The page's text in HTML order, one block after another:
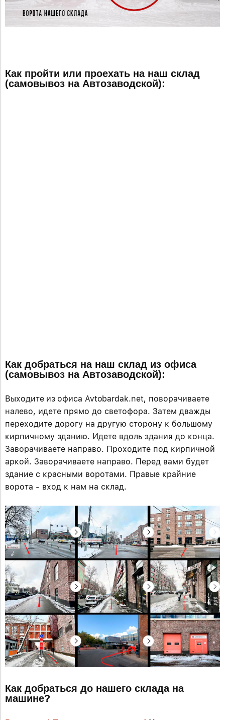
Как пройти или проехать на наш склад
(самовывоз на Автозаводской):
Как добраться на наш склад из офиса
(самовывоз на Автозаводской):
Выходите из офиса Avtobardak.net, поворачиваете
налево, идете прямо до светофора. Затем дважды
переходите дорогу на другую сторону к большому
кирпичному зданию. Идете вдоль здания до конца.
Заворачиваете направо. Проходите под кирпичной
аркой. Заворачиваете направо. Перед вами будет
здание с красными воротами. Правые крайние
ворота - вход к нам на склад.
Как добраться до нашего склада на
машине?